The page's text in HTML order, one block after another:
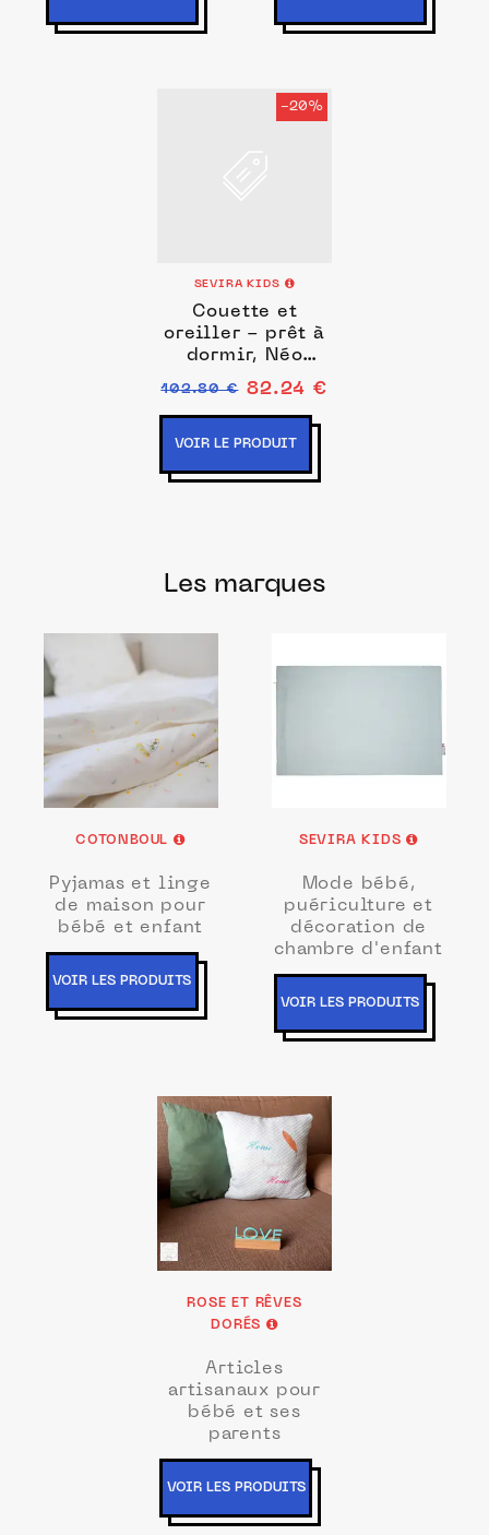
-20%
SEVIRA KIDS
Couette et
oreiller - prêt à
dormir, Néo
Vintage
102.80 € 82.24 €
VOIR LE PRODUIT
Les marques
COTONBOUL
Pyjamas et linge
de maison pour
bébé et enfant
VOIR LES PRODUITS
SEVIRA KIDS
Mode bébé,
puériculture et
décoration de
chambre d'enfant
VOIR LES PRODUITS
ROSE ET RÊVES
DORÉS
Articles
artisanaux pour
bébé et ses
parents
VOIR LES PRODUITS